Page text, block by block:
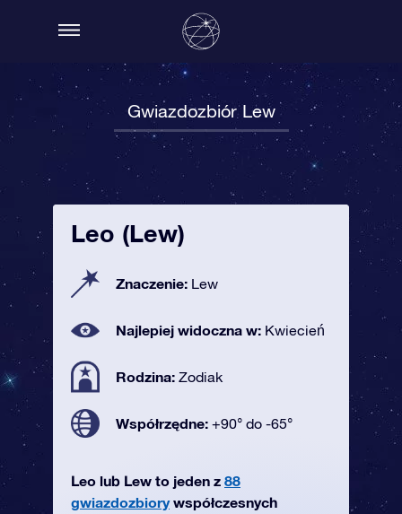
Gwiazdozbiór Lew
Leo (Lew)
Znaczenie: Lew
Najlepiej widoczna w: Kwiecień
Rodzina: Zodiak
Współrzędne: +90° do -65°
Leo lub Lew to jeden z 88
gwiazdozbiorywspółczesnych